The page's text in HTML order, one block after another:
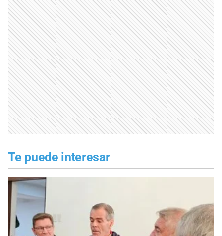
Te puede interesar